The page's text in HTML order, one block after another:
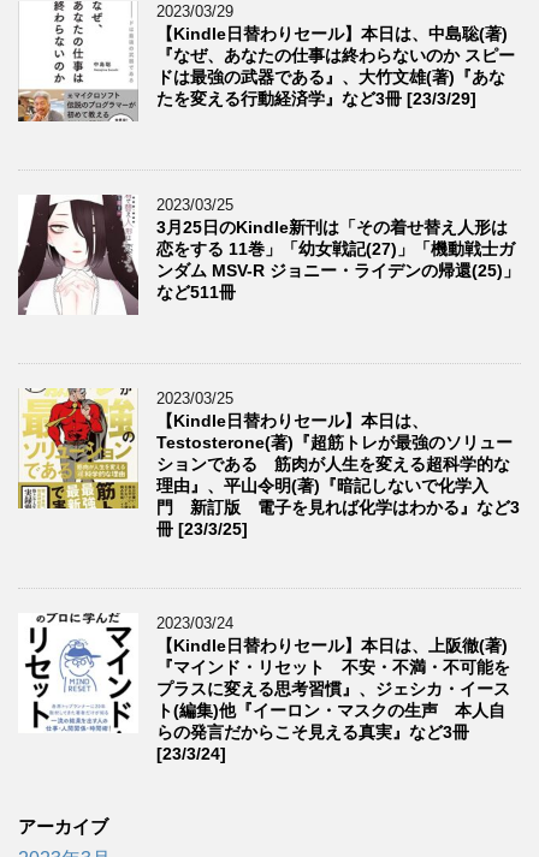
2023/03/29
【Kindle日替わりセール】本日は、中島聡(著)
『なぜ、あなたの仕事は終わらないのか スピー
ドは最強の武器である』、大竹文雄(著)『あな
たを変える行動経済学』など3冊 [23/3/29]
2023/03/25
3月25日のKindle新刊は「その着せ替え人形は
恋をする 11巻」「幼女戦記(27)」「機動戦士ガ
ンダム MSV-R ジョニー・ライデンの帰還(25)」
など511冊
2023/03/25
【Kindle日替わりセール】本日は、
Testosterone(著)『超筋トレが最強のソリュー
ションである 筋肉が人生を変える超科学的な
理由』、平山令明(著)『暗記しないで化学入
門 新訂版 電子を見れば化学はわかる』など3
冊 [23/3/25]
2023/03/24
【Kindle日替わりセール】本日は、上阪徹(著)
『マインド・リセット 不安・不満・不可能を
プラスに変える思考習慣』、ジェシカ・イース
ト(編集)他『イーロン・マスクの生声 本人自
らの発言だからこそ見える真実』など3冊
[23/3/24]
アーカイブ